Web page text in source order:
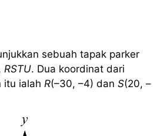
sebuah tapak parker
RSTU. Dua koordinat dari
itu ialah R(–30, –4) dan S(20, –